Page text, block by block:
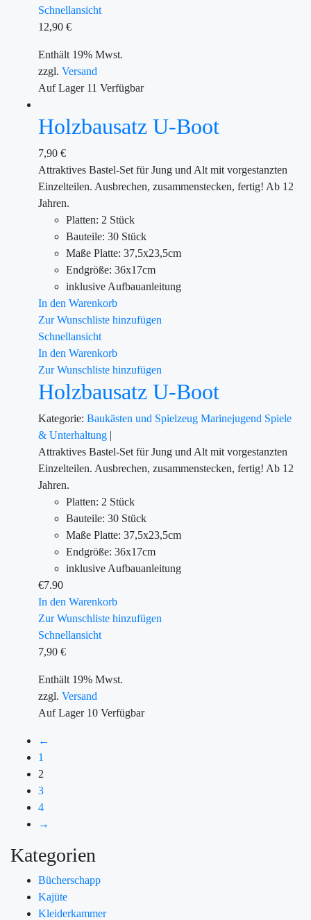
Schnellansicht
12,90 €
Enthält 19% Mwst.
zzgl. Versand
Auf Lager11 Verfügbar
Holzbausatz U-Boot
7,90 €
Attraktives Bastel-Set für Jung und Alt mit vorgestanzten
Einzelteilen. Ausbrechen, zusammenstecken, fertig! Ab 12
Jahren.
Platten: 2 Stück
Bauteile: 30 Stück
Maße Platte: 37,5x23,5cm
Endgröße: 36x17cm
inklusive Aufbauanleitung
In den Warenkorb
Zur Wunschliste hinzufügen
Schnellansicht
In den Warenkorb
Zur Wunschliste hinzufügen
Holzbausatz U-Boot
Kategorie: Baukästen und Spielzeug Marinejugend Spiele
& Unterhaltung |
Attraktives Bastel-Set für Jung und Alt mit vorgestanzten
Einzelteilen. Ausbrechen, zusammenstecken, fertig! Ab 12
Jahren.
Platten: 2 Stück
Bauteile: 30 Stück
Maße Platte: 37,5x23,5cm
Endgröße: 36x17cm
inklusive Aufbauanleitung
€7.90
In den Warenkorb
Zur Wunschliste hinzufügen
Schnellansicht
7,90 €
Enthält 19% Mwst.
zzgl. Versand
Auf Lager10 Verfügbar
←
1
2
3
4
→
Kategorien
Bücherschapp
Kajüte
Kleiderkammer